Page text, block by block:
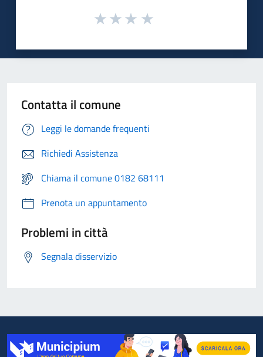
Contatta il comune
Leggi le domande frequenti
Richiedi Assistenza
Chiama il comune 0182 68111
Prenota un appuntamento
Problemi in città
Segnala disservizio